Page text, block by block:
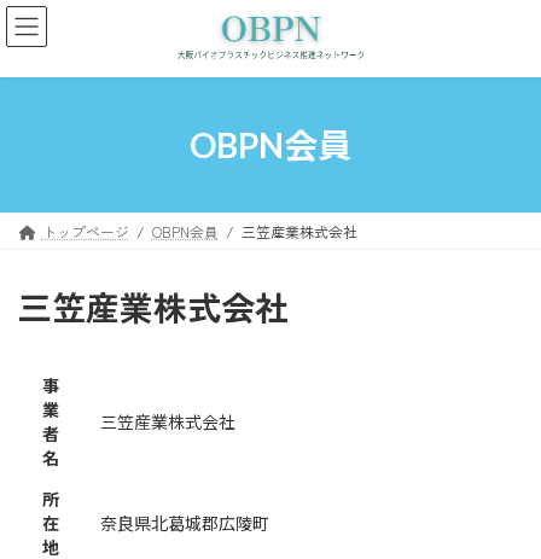
コ
ン
ン
ナ
ビ
ー
OBPN会員
トップページ OBPN会員 三笠産業株式会社
三笠産業株式会社
事
業
者
名
三笠産業株式会社
所
在
地
奈良県北葛城郡広陵町